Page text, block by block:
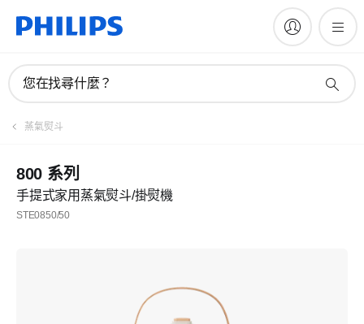
您在找尋什麼？
蒸氣熨斗
800 系列
手提式家用蒸氣熨斗/掛熨機
STE0850/50